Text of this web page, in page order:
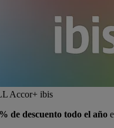
Accor+ ibis
de descuento todo el año